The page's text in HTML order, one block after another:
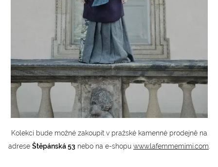
Kolekci bude možné zakoupit v pražské kamenné prodejně na
adrese Štěpánská 53 nebo na e-shopu www.lafemmemimi.com